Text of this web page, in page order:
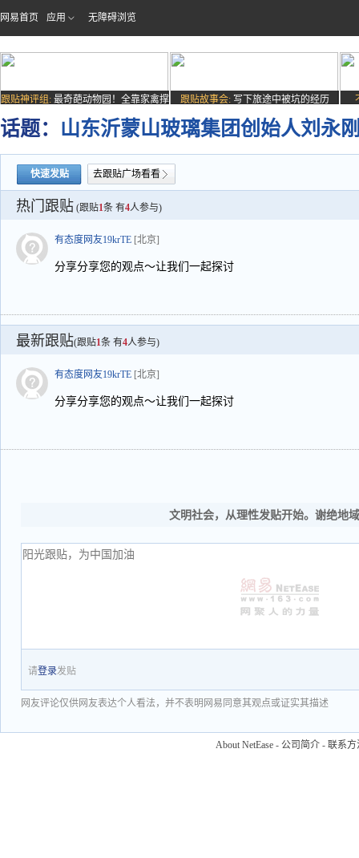
网易首页 应用 无障碍浏览
跟贴神评组: 最奇葩动物园！全靠家禽撑
场子
跟贴故事会: 写下旅途中被坑的经历
话题： 山东沂蒙山玻璃集团创始人刘永
快速发贴 去跟贴广场看看
热门跟贴 (跟贴1条 有4人参与)
有态度网友19krTE [北京]
分享分享您的观点～让我们一起探讨
最新跟贴(跟贴1条 有4人参与)
有态度网友19krTE [北京]
分享分享您的观点～让我们一起探讨
文明社会，从理性发贴开始。谢绝地
请登录发贴
网友评论仅供网友表达个人看法，并不表明网易同意其观点或证实其描述
About NetEase - 公司简介 - 联系方